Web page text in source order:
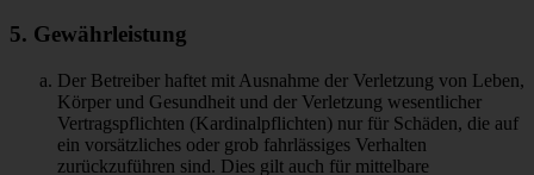
5. Gewährleistung
Der Betreiber haftet mit Ausnahme der Verletzung von Leben,
Körper und Gesundheit und der Verletzung wesentlicher
Vertragspflichten (Kardinalpflichten) nur für Schäden, die auf
ein vorsätzliches oder grob fahrlässiges Verhalten
zurückzuführen sind. Dies gilt auch für mittelbare